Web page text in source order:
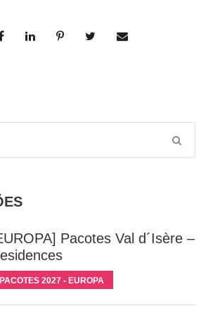
Pacotes Val d´Isère –
PACOTES 2027 - EUROPA